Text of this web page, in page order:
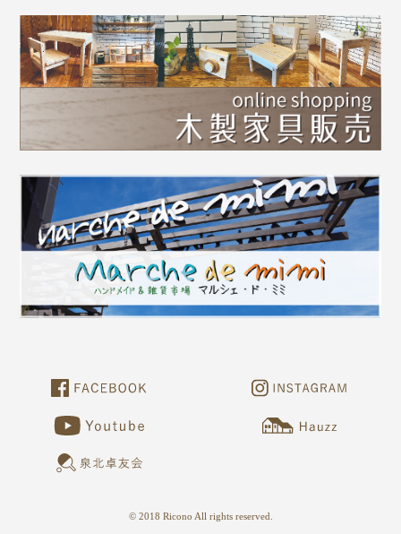
© 2018 Ricono All rights reserved.